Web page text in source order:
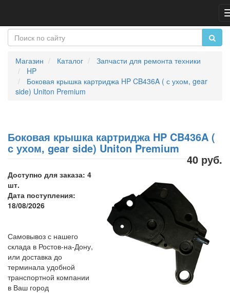
Магазин Каталог
Запчасти для ремонта техники
HP
Боковая крышка картриджа HP CB436A ( с ухом, gear
side) Uniton Premium
Боковая крышка картриджа HP CB436A (
с ухом, gear side) Uniton Premium
40 руб.
Доступно для заказа: 4
шт.
Дата поступления:
18/08/2026
Самовывоз с нашего
склада в Ростов-на-Дону,
или доставка до
терминала удобной
транспортной компании
в Ваш город